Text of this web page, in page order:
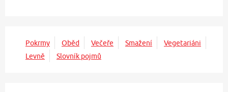
Pokrmy Oběd Večeře Smažení
Vegetariáni
Levně
Slovník pojmů